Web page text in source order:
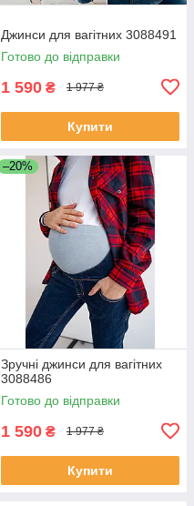
Джинси для вагітних 3088491
Готово до відправки
1 590 ₴ 1 977 ₴
Купити
–20%
Зручні джинси для вагітних
3088486
Готово до відправки
1 590 ₴ 1 977 ₴
Купити